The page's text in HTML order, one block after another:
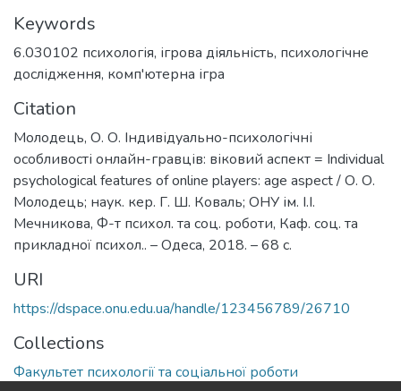
Keywords
6.030102 психологія, ігрова діяльність, психологічне
дослідження, комп'ютерна ігра
Citation
Молодець, О. О. Індивідуально-психологічні
особливості онлайн-гравців: віковий аспект = Individual
psychological features of online players: age aspect / О. О.
Молодець; наук. кер. Г. Ш. Коваль; ОНУ ім. І.І.
Мечникова, Ф-т психол. та соц. роботи, Каф. соц. та
прикладної психол.. – Одеса, 2018. – 68 с.
URI
https://dspace.onu.edu.ua/handle/123456789/26710
Collections
Факультет психології та соціальної роботи